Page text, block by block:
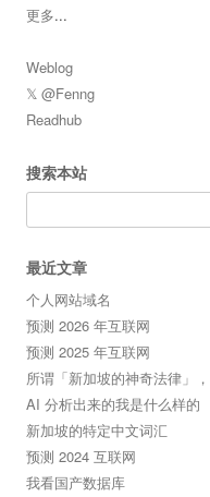
更多...
Weblog
𝕏 @Fenng
Readhub
搜索本站
for:
最近文章
个人网站域名
预测 2026 年互联网
预测 2025 年互联网
所谓「新加坡的神奇法律」
AI 分析出来的我是什么样的
新加坡的特定中文词汇
预测 2024 互联网
我看国产数据库